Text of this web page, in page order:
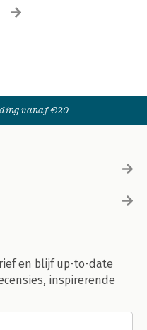
vanaf €20
en blijf up-to-date
inspirerende